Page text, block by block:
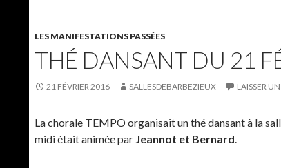
LES MANIFESTATIONS PASSÉES
THÉ DANSANT DU 21
21 FÉVRIER 2016 SALLESDEBARBEZIEUX LAISSER
La chorale TEMPO organisait un thé dansant à la
midi était animée par Jeannot et Bernard.